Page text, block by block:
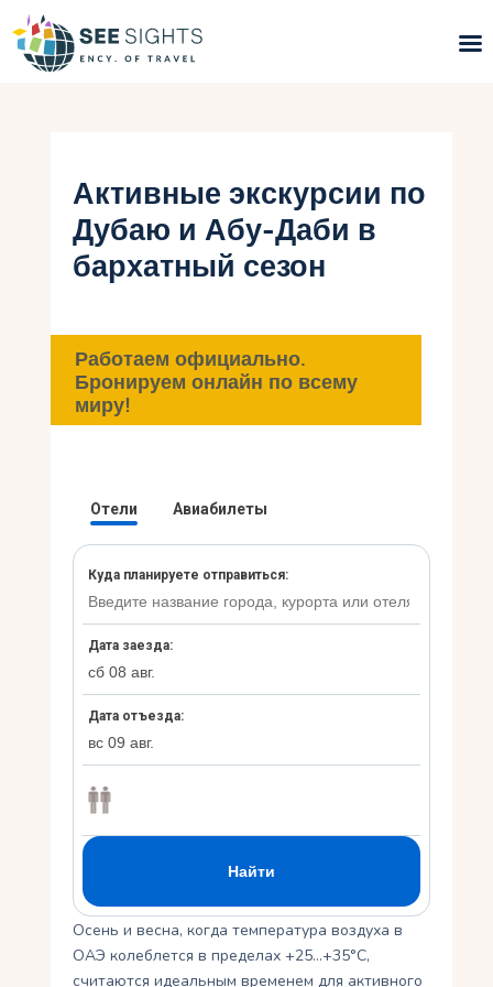
Горящие туры
Типы Туров
Страны
Инфо
Блог
Активные экскурсии по
Дубаю и Абу-Даби в
бархатный сезон
Работаем официально.
Бронируем онлайн по всему
миру!
Осень и весна, когда температура воздуха в
ОАЭ колеблется в пределах +25…+35°C,
считаются идеальным временем для активного